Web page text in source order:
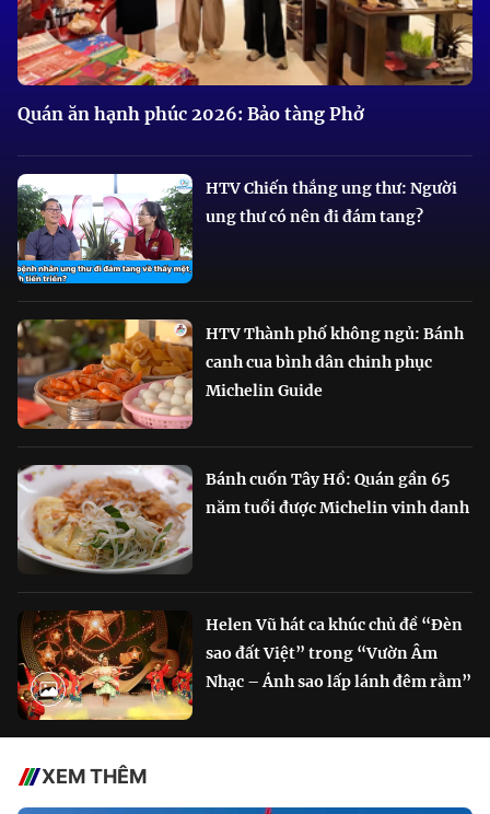
Quán ăn hạnh phúc 2026: Bảo tàng Phở
HTV Chiến thắng ung thư: Người
ung thư có nên đi đám tang?
HTV Thành phố không ngủ: Bánh
canh cua bình dân chinh phục
Michelin Guide
Bánh cuốn Tây Hồ: Quán gần 65
năm tuổi được Michelin vinh danh
Helen Vũ hát ca khúc chủ đề “Đèn
sao đất Việt” trong “Vườn Âm
Nhạc – Ánh sao lấp lánh đêm rằm”
XEM THÊM